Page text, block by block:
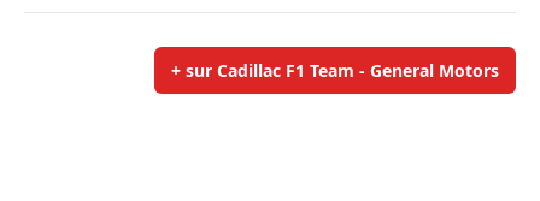
+ sur Cadillac F1 Team - General Motors